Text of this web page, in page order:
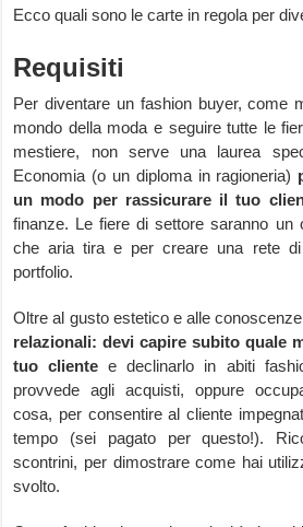
Ecco quali sono le carte in regola per
Requisiti
Per diventare un fashion buyer, come
mondo della moda e seguire tutte le
mestiere, non serve una laurea
Economia (o un diploma in ragioneria)
un modo per rassicurare il tuo
finanze. Le fiere di settore saranno un
che aria tira e per creare una rete
portfolio.
Oltre al gusto estetico e alle
relazionali: devi capire subito quale
tuo cliente e declinarlo in abiti
provvede agli acquisti, oppure
cosa, per consentire al cliente
tempo (sei pagato per questo!).
scontrini, per dimostrare come hai
svolto.